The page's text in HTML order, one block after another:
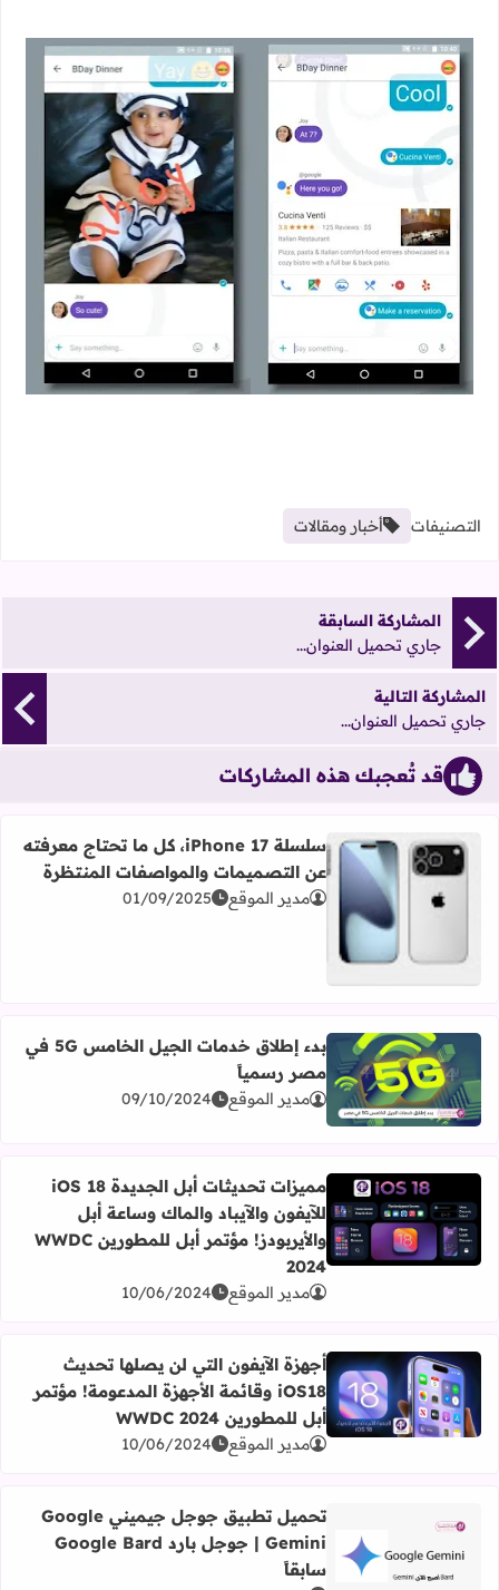
التصنيفات أخبار ومقالات
المشاركة السابقة
جاري تحميل العنوان...
المشاركة التالية
جاري تحميل العنوان...
قد تُعجبك هذه المشاركات
اقرأ المزيد عن سلسلة iPhone 17، كل ما تحتاج معرفته عن التصميمات والمواصفات المنتظرة
سلسلة iPhone 17، كل ما تحتاج معرفته
عن التصميمات والمواصفات المنتظرة
مدير الموقع 01/09/2025
اقرأ المزيد عن بدء إطلاق خدمات الجيل الخامس 5G في مصر رسمياً
بدء إطلاق خدمات الجيل الخامس 5G في
مصر رسمياً
مدير الموقع 09/10/2024
اقرأ المزيد عن مميزات تحديثات أبل الجديدة iOS 18 للآيفون والآيباد والماك وساعة أبل والأيربودز! مؤتمر أبل للمطورين WWDC 2024
مميزات تحديثات أبل الجديدة iOS 18
للآيفون والآيباد والماك وساعة أبل
والأيربودز! مؤتمر أبل للمطورين WWDC
2024
مدير الموقع 10/06/2024
اقرأ المزيد عن أجهزة الآيفون التي لن يصلها تحديث iOS18 وقائمة الأجهزة المدعومة! مؤتمر أبل للمطورين WWDC 2024
أجهزة الآيفون التي لن يصلها تحديث
iOS18 وقائمة الأجهزة المدعومة! مؤتمر
أبل للمطورين WWDC 2024
مدير الموقع 10/06/2024
اقرأ المزيد عن تحميل تطبيق جوجل جيميني Google Gemini | جوجل بارد Google Bard سابقاً
تحميل تطبيق جوجل جيميني Google
Gemini | جوجل بارد Google Bard
سابقاً